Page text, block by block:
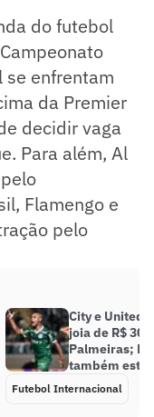
do futebol
se enfrentam
da Premier
decidir vaga
Para além, Al
Flamengo e
pelo
City e United
joia de R$
Palmeiras;
também está
Futebol Internacional